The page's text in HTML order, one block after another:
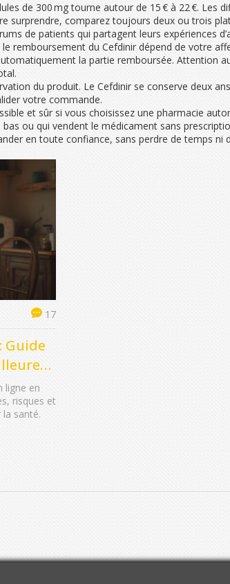
de 300 mg tourne autour de 15 € à 22 €.
surprendre, comparez toujours deux ou trois
de patients qui partagent leurs expériences
remboursement du Cefdinir dépend de votre
la partie remboursée. Attention
du produit. Le Cefdinir se conserve deux
votre commande.
et sûr si vous choisissez une pharmacie
ou qui vendent le médicament sans
en toute confiance, sans perdre de temps ni
17
Guide
ligne en
risques et
santé.